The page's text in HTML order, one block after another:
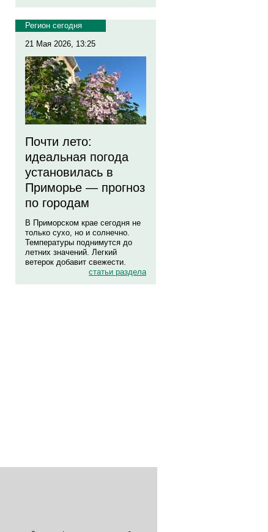
Регион сегодня
21 Мая 2026, 13:25
Почти лето:
идеальная погода
установилась в
Приморье — прогноз
по городам
В Приморском крае сегодня не
только сухо, но и солнечно.
Температуры поднимутся до
летних значений. Легкий
ветерок добавит свежести.
статьи раздела